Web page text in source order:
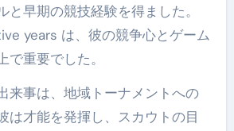
と早期の競技経験を得ました。
years は、彼の競争心とゲーム
重要でした。
来事は、地域トーナメントへの
は才能を発揮し、スカウトの目